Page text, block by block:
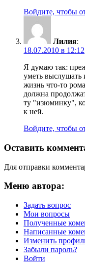
Войдите, чтобы
Лилия:
18.07.2010 в 12:12
Я думаю так:
уметь выслушать
жизнь что-то
должна
ту "изюминку",
к ней.
Войдите, чтобы
Оставить
Для отправки
Меню автора:
Задать вопрос
Мои вопросы
Полученные
Написанные
Изменить
Забыли пароль?
Войти